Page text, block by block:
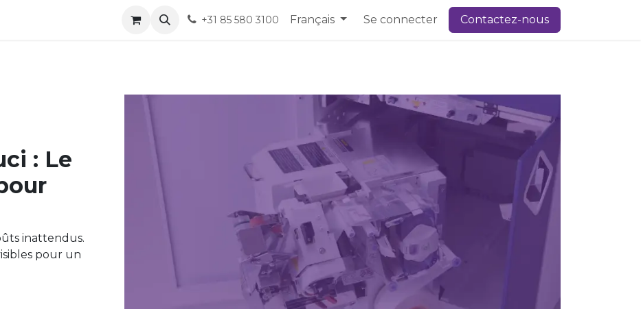
+31 85 580 3100 Français Se connecter Contactez-nous
: Le
inattendus.
pour un